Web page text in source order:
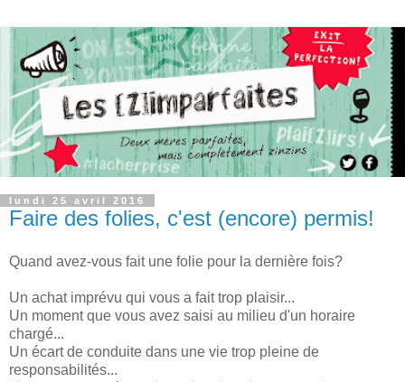
lundi 25 avril 2016
Faire des folies, c'est (encore) permis!
Quand avez-vous fait une folie pour la dernière fois?
Un achat imprévu qui vous a fait trop plaisir...
Un moment que vous avez saisi au milieu d'un horaire
chargé...
Un écart de conduite dans une vie trop pleine de
responsabilités...